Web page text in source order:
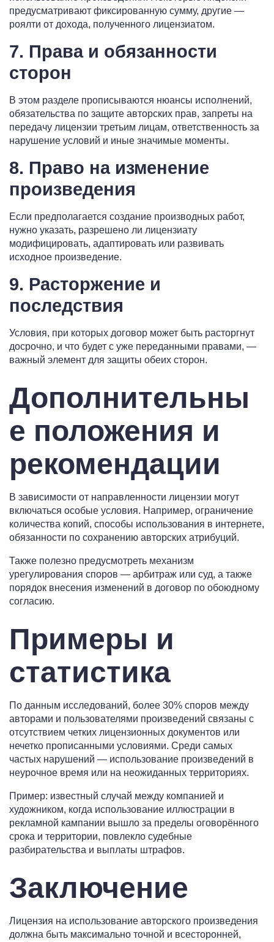
предусматривают фиксированную сумму, другие —
роялти от дохода, полученного лицензиатом.
7. Права и обязанности
сторон
В этом разделе прописываются нюансы исполнений,
обязательства по защите авторских прав, запреты на
передачу лицензии третьим лицам, ответственность за
нарушение условий и иные значимые моменты.
8. Право на изменение
произведения
Если предполагается создание производных работ,
нужно указать, разрешено ли лицензиату
модифицировать, адаптировать или развивать
исходное произведение.
9. Расторжение и
последствия
Условия, при которых договор может быть расторгнут
досрочно, и что будет с уже переданными правами, —
важный элемент для защиты обеих сторон.
Дополнительны
е положения и
рекомендации
В зависимости от направленности лицензии могут
включаться особые условия. Например, ограничение
количества копий, способы использования в интернете,
обязанности по сохранению авторских атрибуций.
Также полезно предусмотреть механизм
урегулирования споров — арбитраж или суд, а также
порядок внесения изменений в договор по обоюдному
согласию.
Примеры и
статистика
По данным исследований, более 30% споров между
авторами и пользователями произведений связаны с
отсутствием четких лицензионных документов или
нечетко прописанными условиями. Среди самых
частых нарушений — использование произведений в
неурочное время или на неожиданных территориях.
Пример: известный случай между компанией и
художником, когда использование иллюстрации в
рекламной кампании вышло за пределы оговорённого
срока и территории, повлекло судебные
разбирательства и выплаты штрафов.
Заключение
Лицензия на использование авторского произведения
должна быть максимально точной и всесторонней,